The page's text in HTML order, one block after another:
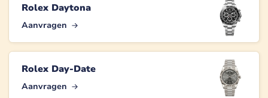
Rolex Daytona
Aanvragen
Rolex Day-Date
Aanvragen